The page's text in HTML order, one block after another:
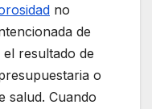
no
de
resultado de
o
salud. Cuando